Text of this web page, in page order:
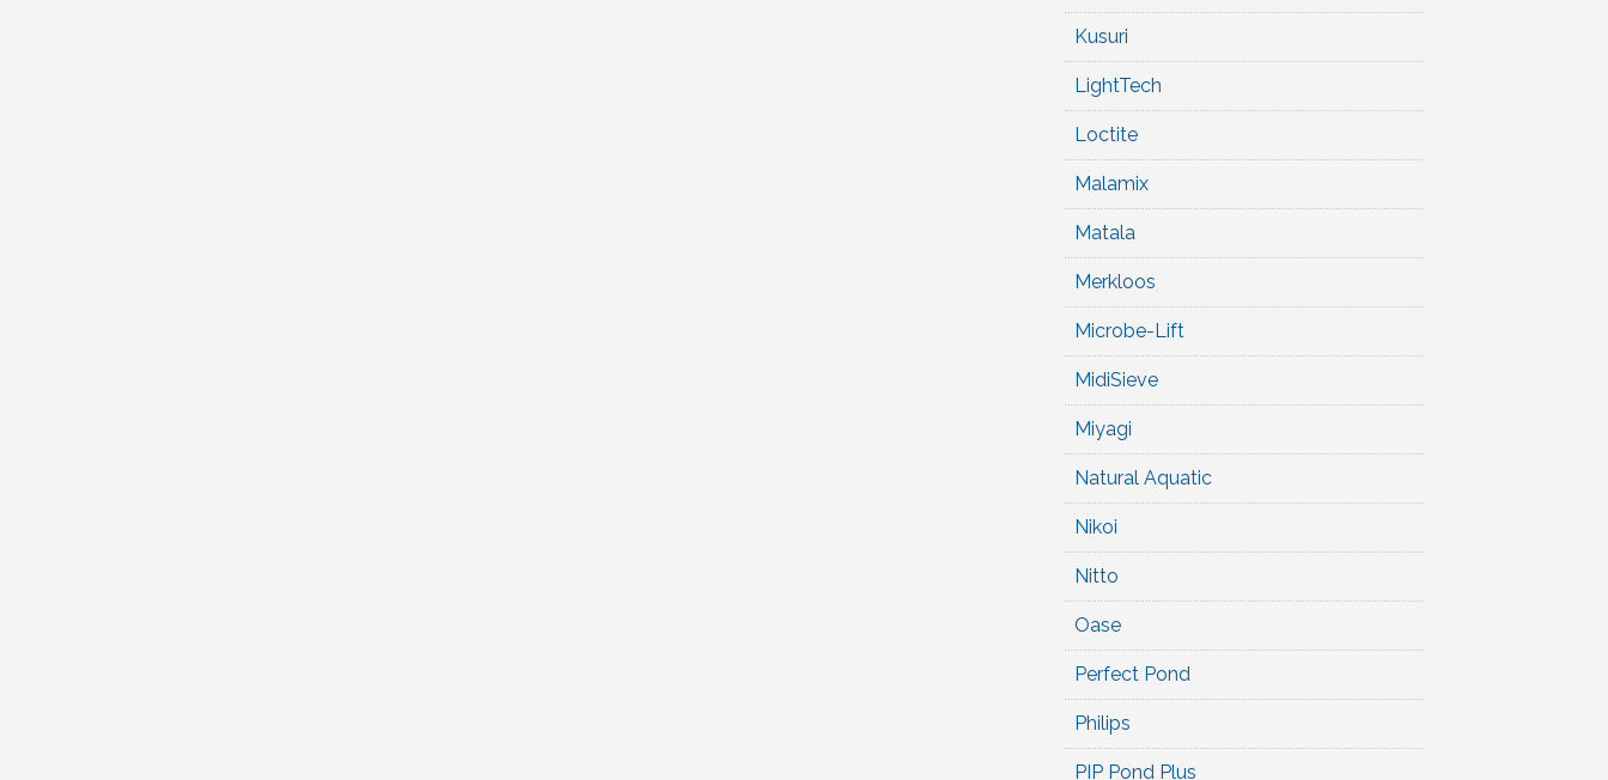
Kusuri
LightTech
Loctite
Malamix
Matala
Merkloos
Microbe-Lift
MidiSieve
Miyagi
Natural Aquatic
Nikoi
Nitto
Oase
Perfect Pond
Philips
PIP Pond Plus